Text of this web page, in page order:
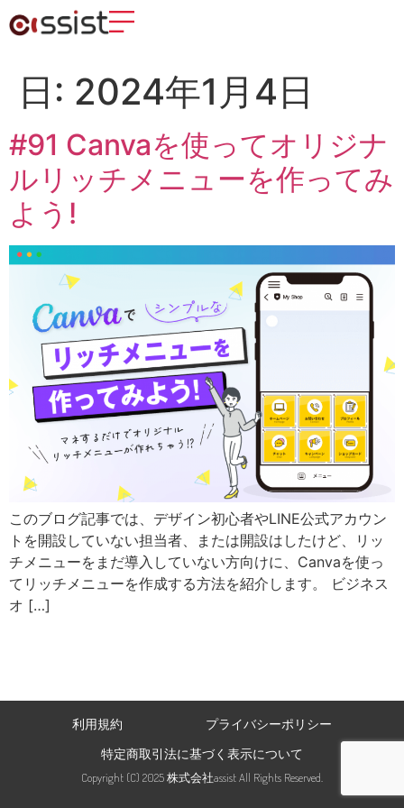
日: 2024年1月4日
#91 Canvaを使ってオリジナ
ルリッチメニューを作ってみ
よう!
このブログ記事では、デザイン初心者やLINE公式アカウン
トを開設していない担当者、または開設はしたけど、リッ
チメニューをまだ導入していない方向けに、Canvaを使っ
てリッチメニューを作成する方法を紹介します。 ビジネス
オ […]
利用規約
プライバシーポリシー
特定商取引法に基づく表示について
Copyright (C) 2025 株式会社assist All Rights Reserved.